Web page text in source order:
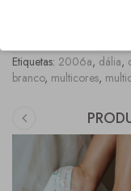
Poderá verificar a
Etiquetas: 2006a, dália,
branco, multicores,